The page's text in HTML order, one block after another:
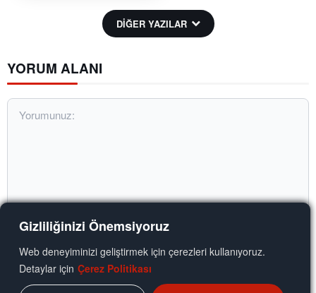
Gizliliğinizi Önemsiyoruz
Web deneyiminizi geliştirmek için çerezleri kullanıyoruz.
Detaylar için Çerez Politikası
DİĞER YAZILAR
YORUM ALANI
Yorumunuz: